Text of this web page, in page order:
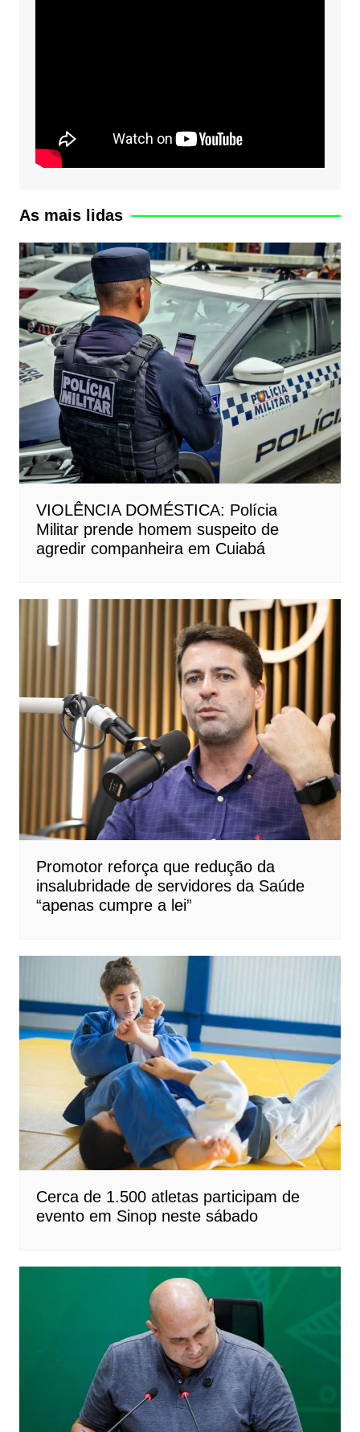
As mais lidas
VIOLÊNCIA DOMÉSTICA: Polícia
Militar prende homem suspeito de
agredir companheira em Cuiabá
Promotor reforça que redução da
insalubridade de servidores da Saúde
“apenas cumpre a lei”
Cerca de 1.500 atletas participam de
evento em Sinop neste sábado